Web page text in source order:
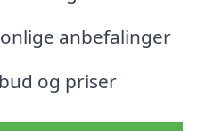
anbefalinger
og priser